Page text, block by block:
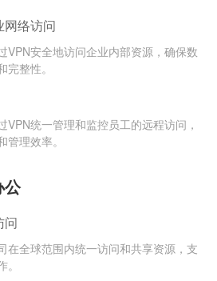
网络访问
VPN安全地访问企业内部资源，确保数
完整性。
VPN统一管理和监控员工的远程访问，
管理效率。
公
问
在全球范围内统一访问和共享资源，支